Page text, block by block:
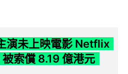
演未上映電影 Netflix
索償 8.19 億港元